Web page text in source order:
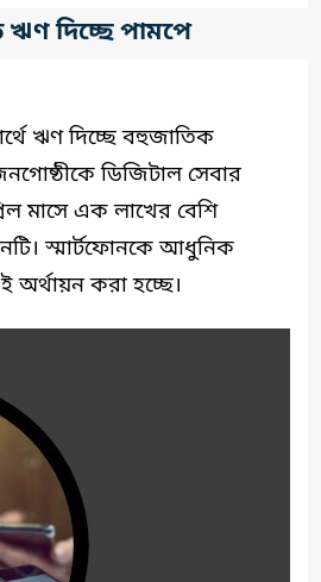
ঋণ দিচ্ছে পামপে
ঋণ দিচ্ছে বহুজাতিক
ডিজিটাল সেবার
মাসে এক লাখের বেশি
স্মার্টফোনকে আধুনিক
অর্থায়ন করা হচ্ছে।